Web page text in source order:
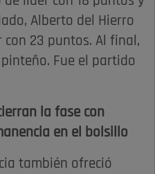
Alberto del Hierro
23 puntos. Al final,
Fue el partido
la fase con
en el bolsillo
también ofreció